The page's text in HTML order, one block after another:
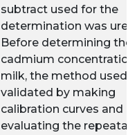
subtract used for the
determination was urea.
Before determining the
cadmium
milk, the method used
validated by making
calibration curves and
evaluating the